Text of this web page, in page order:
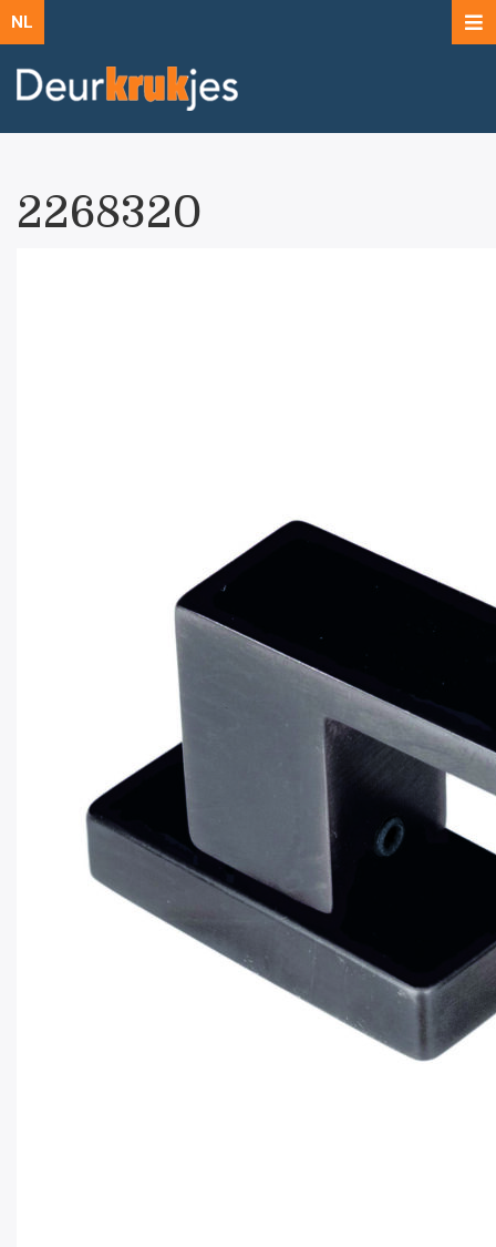
NL
2268320